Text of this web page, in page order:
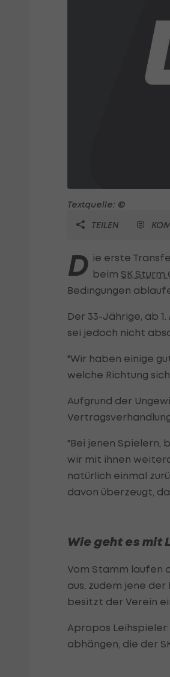
Textquelle: ©
TEILEN
D ie erste
beim SK Sturm
Bedingungen
Der 33-Jährige, ab
sei jedoch nicht
"Wir haben einige
welche Richtung
Aufgrund der
"Bei jenen Spielern,
wir mit ihnen
natürlich einmal
davon überzeugt,
Wie geht es mit
Vom Stamm laufen
aus, zudem jene
besitzt der Verein
Apropos
abhängen, die der